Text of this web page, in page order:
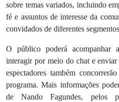
sobre temas variados, incluindo
fé e assuntos de interesse da
convidados de diferentes
O público poderá acompanhar
interagir por meio do chat e
espectadores também
programa. Mais informações
de Nando Fagundes, pelos